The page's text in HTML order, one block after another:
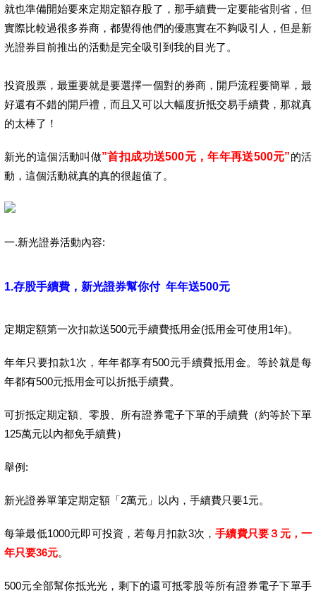
就也準備開始要來定期定額存股了，那手續費一定要能省則省，但
實際比較過很多券商，都覺得他們的優惠實在不夠吸引人，但是新
光證券目前推出的活動是完全吸引到我的目光了。
投資股票，最重要就是要選擇一個對的券商，開戶流程要簡單，最
好還有不錯的開戶禮，而且又可以大幅度折抵交易手續費，那就真
的太棒了！
新光的這個活動叫做”首扣成功送500元，年年再送500元”的活
動，這個活動就真的真的很超值了。
一.新光證券活動內容:
1.存股手續費，新光證券幫你付 年年送500元
定期定額第一次扣款送500元手續費抵用金(抵用金可使用1年)。
年年只要扣款1次，年年都享有500元手續費抵用金。等於就是每
年都有500元抵用金可以折抵手續費。
可折抵定期定額、零股、所有證券電子下單的手續費（約等於下單
125萬元以內都免手續費）
舉例:
新光證券單筆定期定額「2萬元」以內，手續費只要1元。
每筆最低1000元即可投資，若每月扣款3次，手續費只要３元，一
年只要36元。
500元全部幫你抵光光，剩下的還可抵零股等所有證券電子下單手